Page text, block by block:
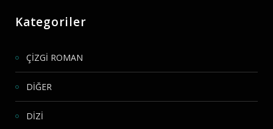
Kategoriler
ÇİZGİ ROMAN
DİĞER
DİZİ